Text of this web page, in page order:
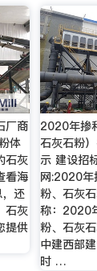
厂商
体
石灰
看海
还
石灰
提供
2020年掺
石灰石粉
示 建设招
网:2020年
粉、石灰
称：2020
粉、石灰
中建西部
时 …